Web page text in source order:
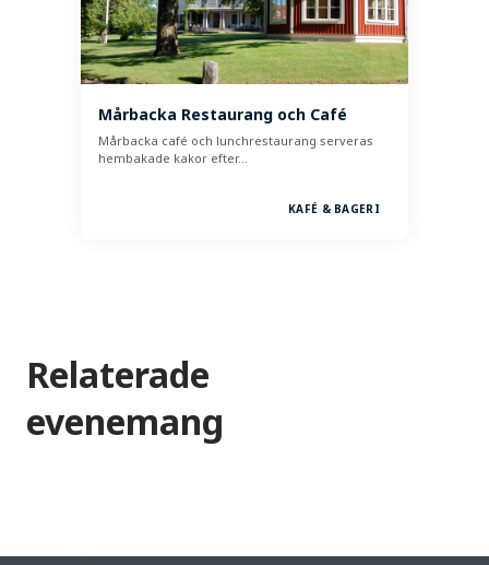
Mårbacka Restaurang och Café
Mårbacka café och lunchrestaurang serveras
hembakade kakor efter…
KAFÉ & BAGERI
Relaterade
evenemang